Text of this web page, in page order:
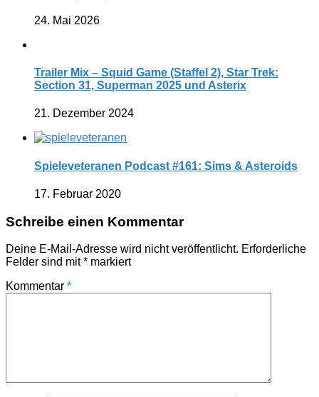
24. Mai 2026
Trailer Mix – Squid Game (Staffel 2), Star Trek:
Section 31, Superman 2025 und Asterix
21. Dezember 2024
Spieleveteranen Podcast #161: Sims & Asteroids
17. Februar 2020
Schreibe einen Kommentar
Deine E-Mail-Adresse wird nicht veröffentlicht. Erforderliche
Felder sind mit* markiert
Kommentar *